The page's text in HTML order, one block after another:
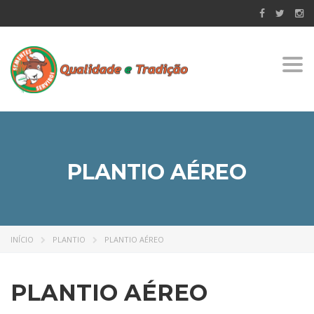
PLANTIO AÉREO
INÍCIO PLANTIO PLANTIO AÉREO
PLANTIO AÉREO